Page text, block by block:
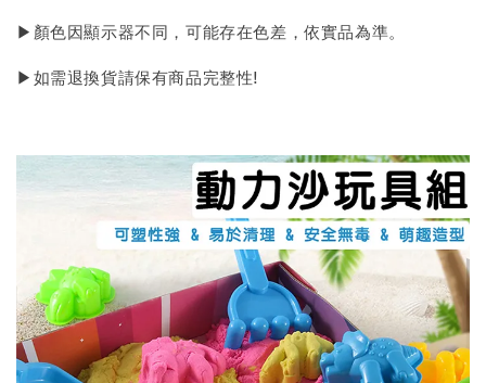
▶顏色因顯示器不同，可能存在色差，依實品為準。
▶如需退換貨請保有商品完整性!